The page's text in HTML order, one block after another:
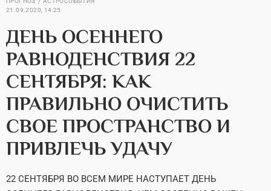
21.09.2020, 14:25
ДЕНЬ ОСЕННЕГО
РАВНОДЕНСТВИЯ 22
СЕНТЯБРЯ: КАК
ПРАВИЛЬНО ОЧИСТИТЬ
СВОЕ ПРОСТРАНСТВО И
ПРИВЛЕЧЬ УДАЧУ
22 СЕНТЯБРЯ ВО ВСЕМ МИРЕ НАСТУПАЕТ ДЕНЬ